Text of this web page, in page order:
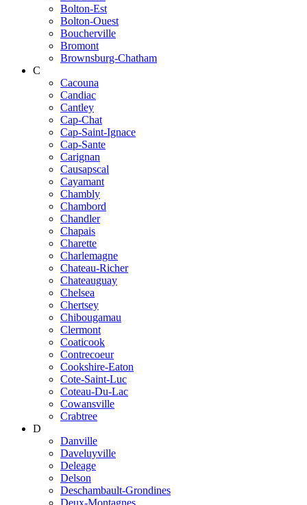
Bolton-Est
Bolton-Ouest
Boucherville
Bromont
Brownsburg-Chatham
C
Cacouna
Candiac
Cantley
Cap-Chat
Cap-Saint-Ignace
Cap-Sante
Carignan
Causapscal
Cayamant
Chambly
Chambord
Chandler
Chapais
Charette
Charlemagne
Chateau-Richer
Chateauguay
Chelsea
Chertsey
Chibougamau
Clermont
Coaticook
Contrecoeur
Cookshire-Eaton
Cote-Saint-Luc
Coteau-Du-Lac
Cowansville
Crabtree
D
Danville
Daveluyville
Deleage
Delson
Deschambault-Grondines
Deux-Montagnes